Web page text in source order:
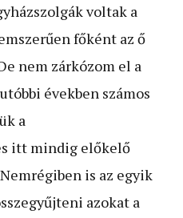
voltak a
főként az ő
nem zárkózom el a
években számos
a
itt mindig előkelő
is az egyik
azokat a